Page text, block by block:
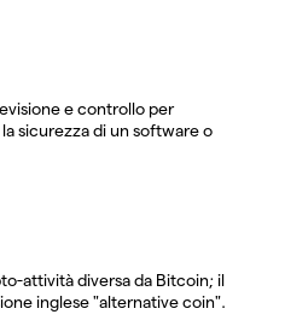
e controllo per
sicurezza di un software o
attività diversa da Bitcoin; il
inglese "alternative coin".